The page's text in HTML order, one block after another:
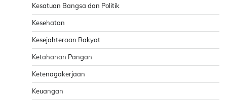
Kesatuan Bangsa dan Politik
Kesehatan
Kesejahteraan Rakyat
Ketahanan Pangan
Ketenagakerjaan
Keuangan